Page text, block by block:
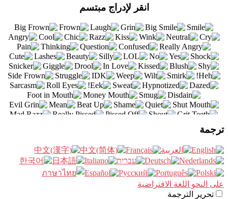
انقر لإدراج مبتسم
ترجمة
على النحو اللغة الافتراضية
تحرير الترجمة